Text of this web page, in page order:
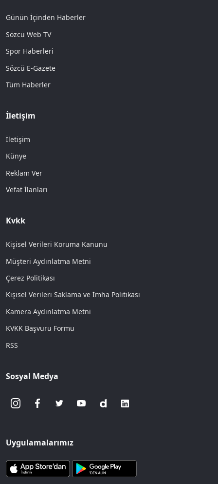
Günün İçinden Haberler
Sözcü Web TV
Spor Haberleri
Sözcü E-Gazete
Tüm Haberler
İletişim
İletişim
Künye
Reklam Ver
Vefat İlanları
Kvkk
Kişisel Verileri Koruma Kanunu
Müşteri Aydınlatma Metni
Çerez Politikası
Kişisel Verileri Saklama ve İmha Politikası
Kamera Aydınlatma Metni
KVKK Başvuru Formu
RSS
Sosyal Medya
Uygulamalarımız